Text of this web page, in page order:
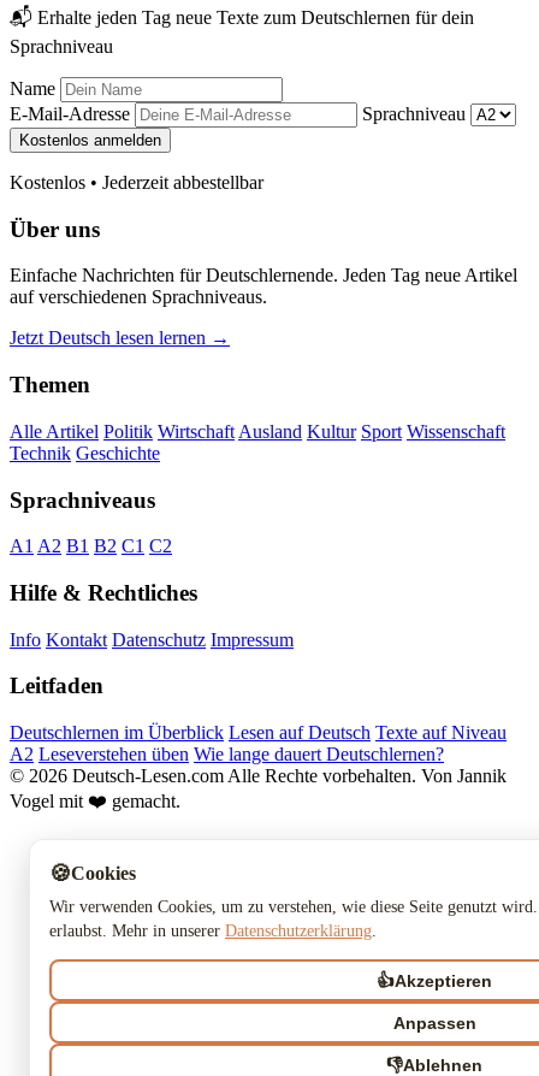
📬 Erhalte jeden Tag neue Texte zum Deutschlernen für dein
Sprachniveau
Name
E-Mail-Adresse
Sprachniveau
Kostenlos anmelden
Kostenlos • Jederzeit abbestellbar
Über uns
Einfache Nachrichten für Deutschlernende. Jeden Tag neue Artikel
auf verschiedenen Sprachniveaus.
Jetzt Deutsch lesen lernen →
Themen
Alle Artikel Politik Wirtschaft Ausland Kultur Sport Wissenschaft
Technik Geschichte
Sprachniveaus
A1 A2 B1 B2 C1 C2
Hilfe & Rechtliches
Info Kontakt Datenschutz Impressum
Leitfaden
Deutschlernen im Überblick Lesen auf Deutsch Texte auf Niveau
A2 Leseverstehen üben Wie lange dauert Deutschlernen?
© 2026 Deutsch-Lesen.com Alle Rechte vorbehalten. Von Jannik
Vogel mit ❤️ gemacht.
🍪Cookies
Wir verwenden Cookies, um zu verstehen, wie diese Seite genutzt
erlaubst. Mehr in unserer Datenschutzerklärung
👍Akzeptieren
Anpassen
👎Ablehnen